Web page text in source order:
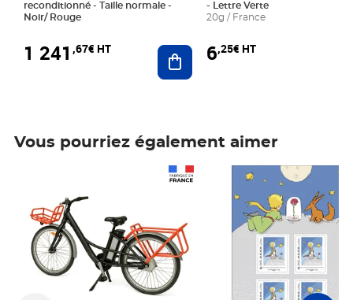
reconditionné - Taille normale -
Noir/ Rouge
1 241 ,67€ HT Ajouter au panier
- Lettre Verte
20g / France
6,25€ HT
Vous pourriez également aimer
Prix 6,25€ HT